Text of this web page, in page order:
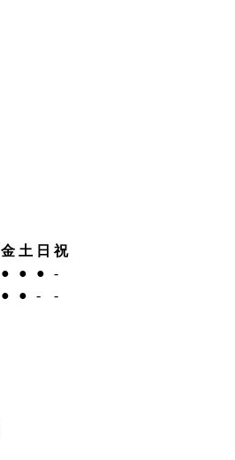
金 土 日 祝
● ● ●
-
● ● - -